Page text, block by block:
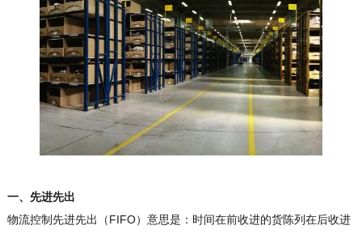
一、先进先出
物流控制先进先出（FIFO）意思是：时间在前收进的货陈列在后收进